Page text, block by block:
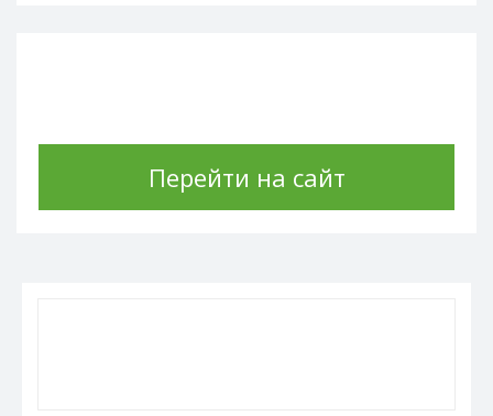
Перейти на сайт